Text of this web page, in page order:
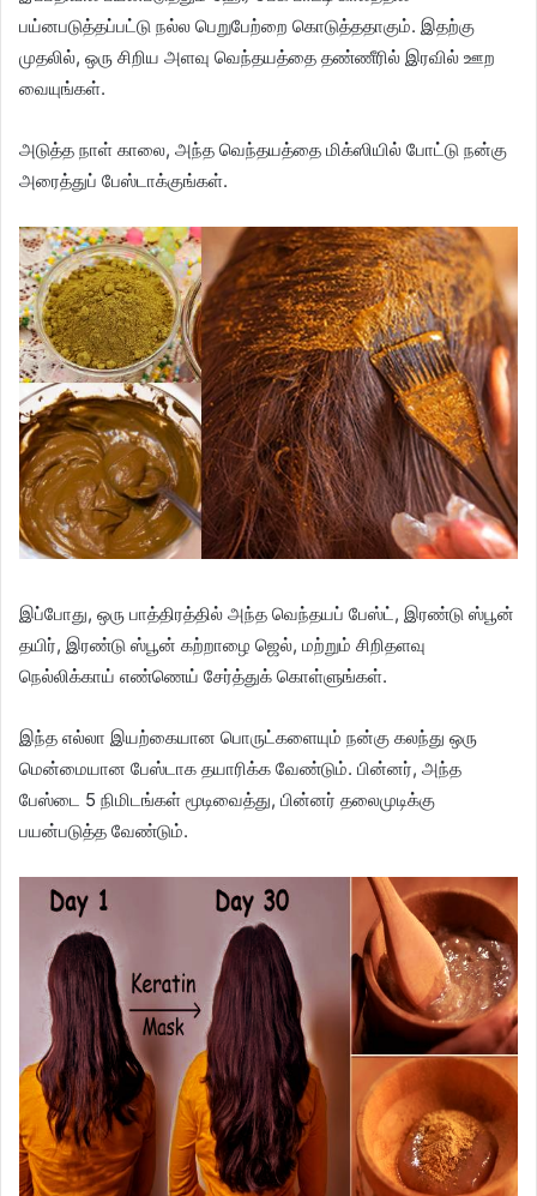
பய்னபடுத்தப்பட்டு நல்ல பெறுபேற்றை கொடுத்ததாகும். இதற்கு
முதலில், ஒரு சிறிய அளவு வெந்தயத்தை தண்ணீரில் இரவில் ஊற
வையுங்கள்.
அடுத்த நாள் காலை, அந்த வெந்தயத்தை மிக்ஸியில் போட்டு நன்கு
அரைத்துப் பேஸ்டாக்குங்கள்.
இப்போது, ஒரு பாத்திரத்தில் அந்த வெந்தயப் பேஸ்ட், இரண்டு ஸ்பூன்
தயிர், இரண்டு ஸ்பூன் கற்றாழை ஜெல், மற்றும் சிறிதளவு
நெல்லிக்காய் எண்ணெய் சேர்த்துக் கொள்ளுங்கள்.
இந்த எல்லா இயற்கையான பொருட்களையும் நன்கு கலந்து ஒரு
மென்மையான பேஸ்டாக தயாரிக்க வேண்டும். பின்னர், அந்த
பேஸ்டை 5 நிமிடங்கள் மூடிவைத்து, பின்னர் தலைமுடிக்கு
பயன்படுத்த வேண்டும்.